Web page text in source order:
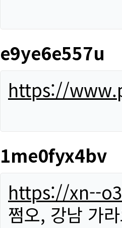
e9ye6e557u
https://
1me0fyx4bv
https://xn--
쩜오, 강남 가